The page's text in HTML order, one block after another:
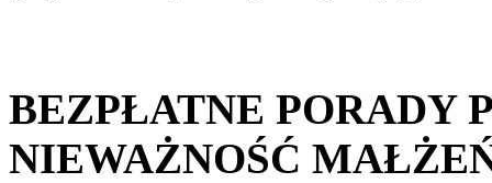
BEZPŁATNE PORADY
NIEWAŻNOŚĆ